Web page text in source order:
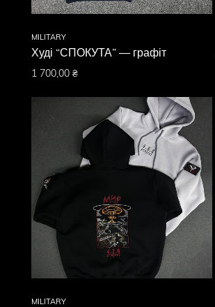
MILITARY
Худі “СПОКУТА” — графіт
1 700,00₴
MILITARY